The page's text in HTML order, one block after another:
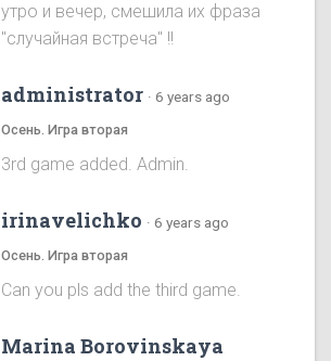
утро и вечер, смешила их фраза
"случайная встреча" !!
administrator · 6 years ago
Осень. Игра вторая
3rd game added. Admin.
irinavelichko · 6 years ago
Осень. Игра вторая
Can you pls add the third game.
Marina Borovinskaya